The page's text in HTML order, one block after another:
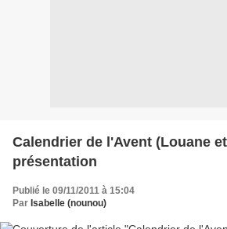
Calendrier de l'Avent (Louane
présentation
Publié le 09/11/2011 à 15:04
Par Isabelle (nounou)